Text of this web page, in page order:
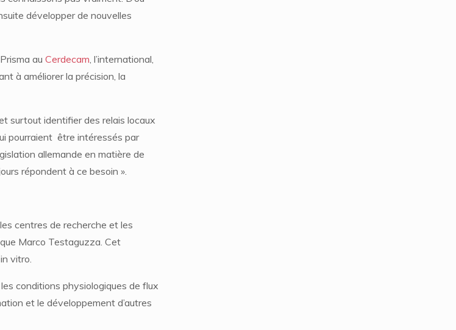
développer de nouvelles
au Cerdecam, l’international,
à améliorer la précision, la
surtout identifier des relais locaux
pourraient être intéressés par
allemande en matière de
répondent à ce besoin ».
centres de recherche et les
Marco Testaguzza. Cet
vitro.
conditions physiologiques de flux
et le développement d’autres